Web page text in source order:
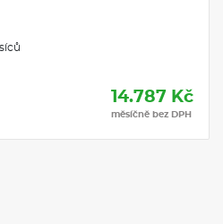
14.787 Kč
měsíčně bez DPH